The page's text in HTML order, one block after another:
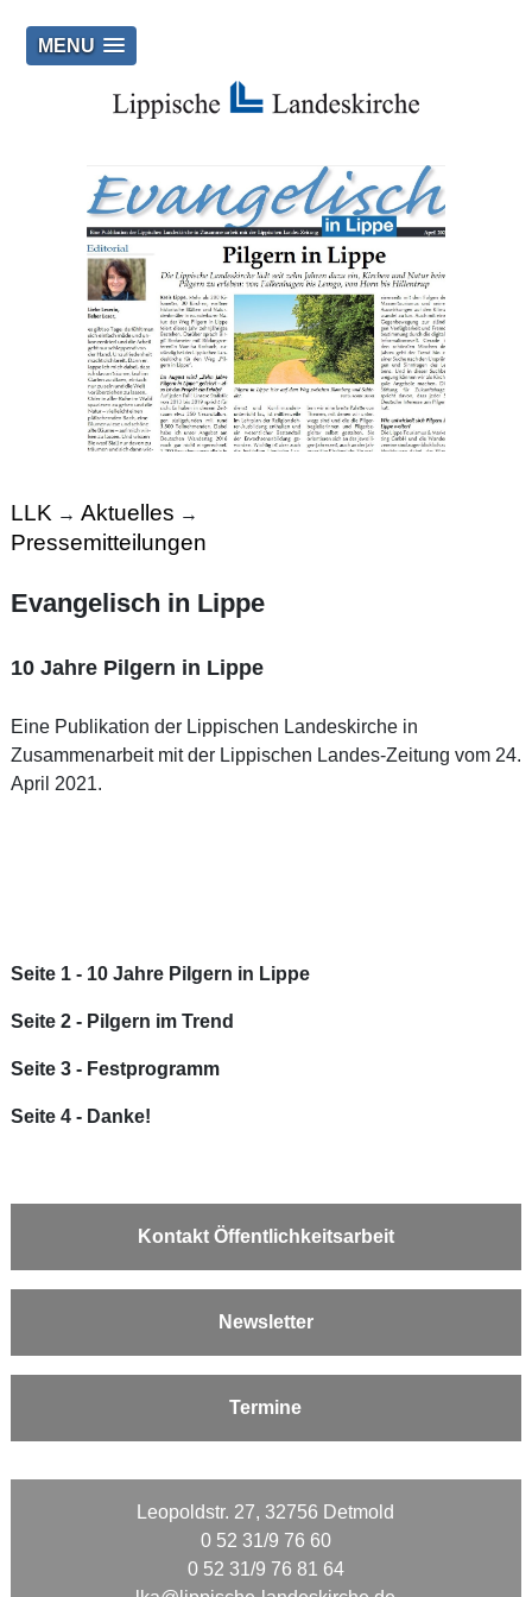
MENU
LLK → Aktuelles →
Pressemitteilungen
Evangelisch in Lippe
10 Jahre Pilgern in Lippe
Eine Publikation der Lippischen Landeskirche in
Zusammenarbeit mit der Lippischen Landes-Zeitung vom 24.
April 2021.
Seite 1- 10 Jahre Pilgern in Lippe
Seite 2- Pilgern im Trend
Seite 3- Festprogramm
Seite 4- Danke!
Kontakt Öffentlichkeitsarbeit
Newsletter
Termine
Leopoldstr. 27, 32756 Detmold
0 52 31/9 76 60
0 52 31/9 76 81 64